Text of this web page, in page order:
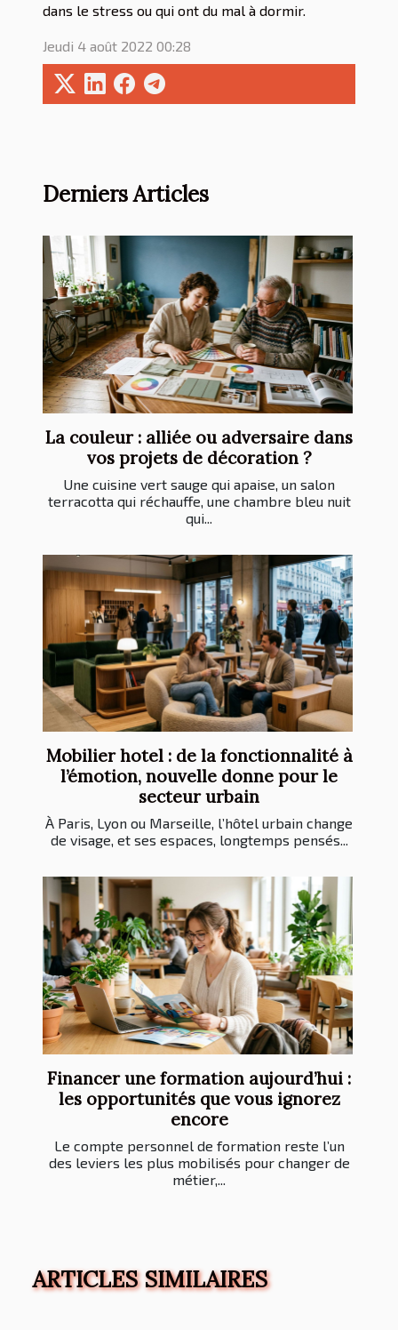
dans le stress ou qui ont du mal à dormir.
Jeudi 4 août 2022 00:28
Derniers Articles
La couleur : alliée ou adversaire dans
vos projets de décoration ?
Une cuisine vert sauge qui apaise, un salon
terracotta qui réchauffe, une chambre bleu nuit
qui...
Mobilier hotel : de la fonctionnalité à
l’émotion, nouvelle donne pour le
secteur urbain
À Paris, Lyon ou Marseille, l’hôtel urbain change
de visage, et ses espaces, longtemps pensés...
Financer une formation aujourd’hui :
les opportunités que vous ignorez
encore
Le compte personnel de formation reste l’un
des leviers les plus mobilisés pour changer de
métier,...
ARTICLES SIMILAIRES